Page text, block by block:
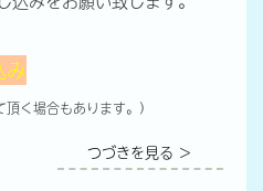
み
く場合もあります。）
つづきを見る ＞